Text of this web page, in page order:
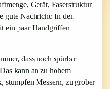
Gerät, Faserstruktur
gute Nachricht: In den
ein paar Handgriffen
dass noch spürbar
kann an zu hohem
stumpfen Messern, zu grober